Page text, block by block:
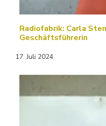
Radiofabrik: Carla
Geschäftsführerin
17. Juli 2024